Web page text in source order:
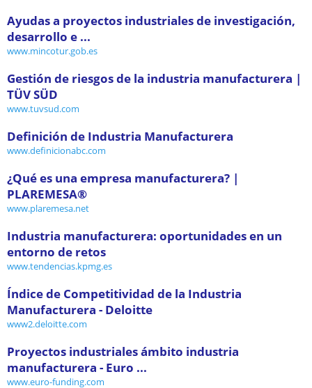
Ayudas a proyectos industriales de investigación,
desarrollo e ...
www.mincotur.gob.es
Gestión de riesgos de la industria manufacturera |
TÜV SÜD
www.tuvsud.com
Definición de Industria Manufacturera
www.definicionabc.com
¿Qué es una empresa manufacturera? |
PLAREMESA®
www.plaremesa.net
Industria manufacturera: oportunidades en un
entorno de retos
www.tendencias.kpmg.es
Índice de Competitividad de la Industria
Manufacturera - Deloitte
www2.deloitte.com
Proyectos industriales ámbito industria
manufacturera - Euro ...
www.euro-funding.com